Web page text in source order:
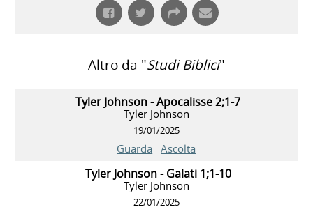
Altro da "Studi Biblici"
Tyler Johnson - Apocalisse 2;1-7
Tyler Johnson
19/01/2025
Guarda Ascolta
Tyler Johnson - Galati 1;1-10
Tyler Johnson
22/01/2025